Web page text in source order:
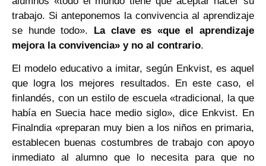
trabajo. Si anteponemos la convivencia al aprendizaje
se hunde todo». La clave es «que el aprendizaje
mejora la convivencia» y no al contrario.
El modelo educativo a imitar, según Enkvist, es aquel
que logra los mejores resultados. En este caso, el
finlandés, con un estilo de escuela «tradicional, la que
había en Suecia hace medio siglo», dice Enkvist. En
Finalndia «preparan muy bien a los niños en primaria,
establecen buenas costumbres de trabajo con apoyo
inmediato al alumno que lo necesita para que no